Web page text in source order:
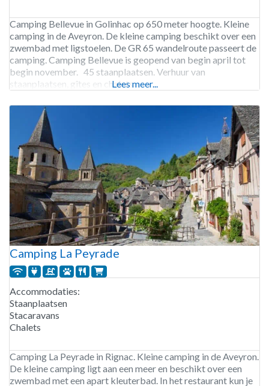
Camping Bellevue in Golinhac op 650 meter hoogte. Kleine
camping in de Aveyron. De kleine camping beschikt over een
zwembad met ligstoelen. De GR 65 wandelroute passeert de
camping. Camping Bellevue is geopend van begin april tot
begin november. 45 staanplaatsen. Verhuur van
staanplaatsen, gîtes en chalets.
Lees meer...
Camping La Peyrade
Accommodaties:
Staanplaatsen
Stacaravans
Chalets
Camping La Peyrade in Rignac. Kleine camping in de Aveyron.
De kleine camping ligt aan een meer en beschikt over een
zwembad met een apart kleuterbad. In het restaurant kun je